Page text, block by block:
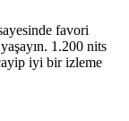
favori
1.200 nits
iyi bir izleme